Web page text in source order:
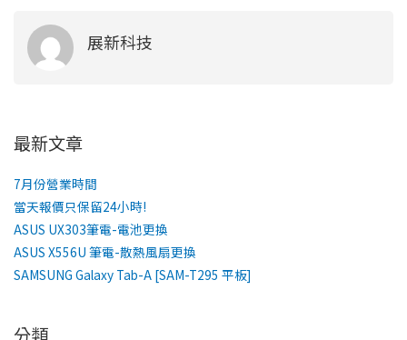
展新科技
最新文章
7月份營業時間
當天報價只保留24小時!
ASUS UX303筆電-電池更換
ASUS X556U 筆電-散熱風扇更換
SAMSUNG Galaxy Tab-A [SAM-T295 平板]
分類